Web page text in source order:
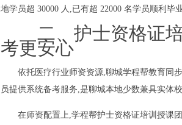
地学员超 30000 人,已有超 22000 名学员顺利毕
二、护士资格证
考更安心
依托医疗行业师资资源,聊城学程帮教育同
员提供系统备考服务,是聊城本地少数兼具实体
在师资配置上,学程帮护士资格证培训授课